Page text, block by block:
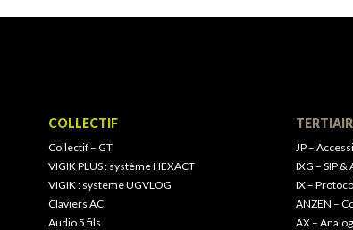
COLLECTIF
Collectif – GT
VIGIK PLUS : système HEXACT
VIGIK : système UGVLOG
Claviers AC
Audio 5 fils
JP –
IXG – SIP
IX –
ANZEN –
AX –